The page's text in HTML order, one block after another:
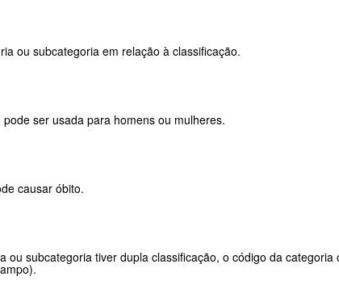
ou subcategoria em relação à classificação.
ser usada para homens ou mulheres.
causar óbito.
ou subcategoria tiver dupla classificação, o código da